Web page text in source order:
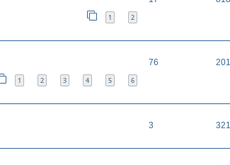
1 2
1 2 3 4 5 6
76
3